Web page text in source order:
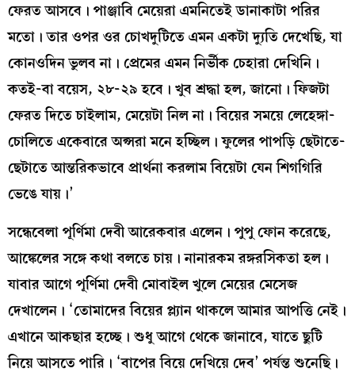
ফেরত আসবে। পাঞ্জাবি মেয়েরা এমনিতেই ডানাকাটা পরির
মতো। তার ওপর ওর চোখদুটিতে এমন একটা দ্যুতি দেখেছি, যা
কোনওদিন ভুলব না। প্রেমের এমন নির্ভীক চেহারা দেখিনি।
কতই-বা বয়েস, ২৮-২৯ হবে। খুব শ্রদ্ধা হল, জানো। ফিজটা
ফেরত দিতে চাইলাম, মেয়েটা নিল না। বিয়ের সময়ে লেহেঙ্গা-
চোলিতে একেবারে অপ্সরা মনে হচ্ছিল। ফুলের পাপড়ি ছেটাতে-
ছেটাতে আন্তরিকভাবে প্রার্থনা করলাম বিয়েটা যেন শিগগিরি
ভেঙে যায়।’
সন্ধেবেলা পূর্ণিমা দেবী আরেকবার এলেন। পুপু ফোন করেছে,
আঙ্কেলের সঙ্গে কথা বলতে চায়। নানারকম রঙ্গরসিকতা হল।
যাবার আগে পূর্ণিমা দেবী মোবাইল খুলে মেয়ের মেসেজ
দেখালেন। ‘তোমাদের বিয়ের প্ল্যান থাকলে আমার আপত্তি নেই।
এখানে আকছার হচ্ছে। শুধু আগে থেকে জানাবে, যাতে ছুটি
নিয়ে আসতে পারি। ‘বাপের বিয়ে দেখিয়ে দেব’ পর্যন্ত শুনেছি।